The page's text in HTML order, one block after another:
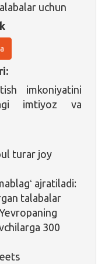
uchun
imkoniyatini
imtiyoz va
turar joy
ajratiladi:
talabalar
300